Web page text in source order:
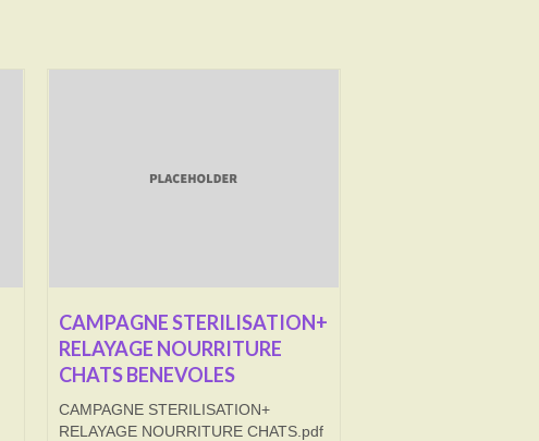
CAMPAGNE STERILISATION+
RELAYAGE NOURRITURE
CHATS BENEVOLES
CAMPAGNE STERILISATION+
RELAYAGE NOURRITURE CHATS.pdf